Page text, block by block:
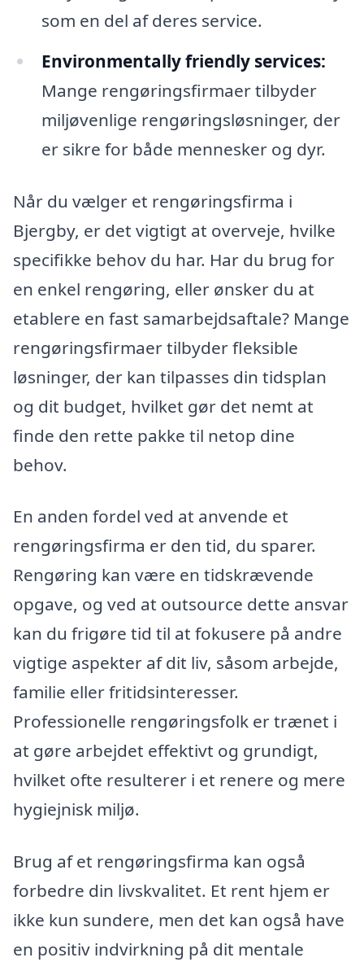
som en del af deres service.
Environmentally friendly services:
Mange rengøringsfirmaer tilbyder
miljøvenlige rengøringsløsninger, der
er sikre for både mennesker og dyr.
Når du vælger et rengøringsfirma i
Bjergby, er det vigtigt at overveje, hvilke
specifikke behov du har. Har du brug for
en enkel rengøring, eller ønsker du at
etablere en fast samarbejdsaftale? Mange
rengøringsfirmaer tilbyder fleksible
løsninger, der kan tilpasses din tidsplan
og dit budget, hvilket gør det nemt at
finde den rette pakke til netop dine
behov.
En anden fordel ved at anvende et
rengøringsfirma er den tid, du sparer.
Rengøring kan være en tidskrævende
opgave, og ved at outsource dette ansvar
kan du frigøre tid til at fokusere på andre
vigtige aspekter af dit liv, såsom arbejde,
familie eller fritidsinteresser.
Professionelle rengøringsfolk er trænet i
at gøre arbejdet effektivt og grundigt,
hvilket ofte resulterer i et renere og mere
hygiejnisk miljø.
Brug af et rengøringsfirma kan også
forbedre din livskvalitet. Et rent hjem er
ikke kun sundere, men det kan også have
en positiv indvirkning på dit mentale